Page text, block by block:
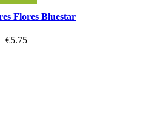
Flores Bluestar
€5.75